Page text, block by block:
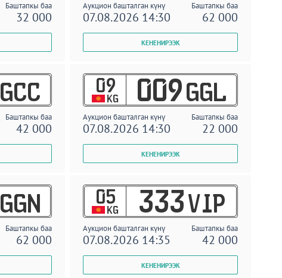
Баштапкы баа
32 000
Аукцион башталган күнү Баштапкы баа
07.08.2026 14:30 62 000
GCC
Баштапкы баа
42 000
09
KG 009 GGL
Аукцион башталган күнү Баштапкы баа
07.08.2026 14:30 22 000
GGN
Баштапкы баа
62 000
05
KG 333 VIP
Аукцион башталган күнү Баштапкы баа
07.08.2026 14:35 42 000